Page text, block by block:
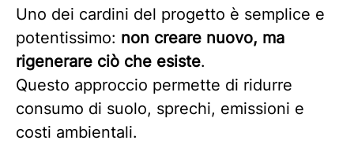
Uno dei cardini del progetto è semplice e
potentissimo: non creare nuovo, ma
rigenerare ciò che esiste.
Questo approccio permette di ridurre
consumo di suolo, sprechi, emissioni e
costi ambientali.